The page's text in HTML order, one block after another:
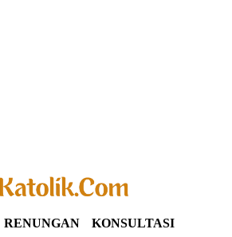
RENUNGAN
KONSULTASI